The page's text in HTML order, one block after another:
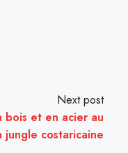
Next post
bois et en acier au
jungle costaricaine